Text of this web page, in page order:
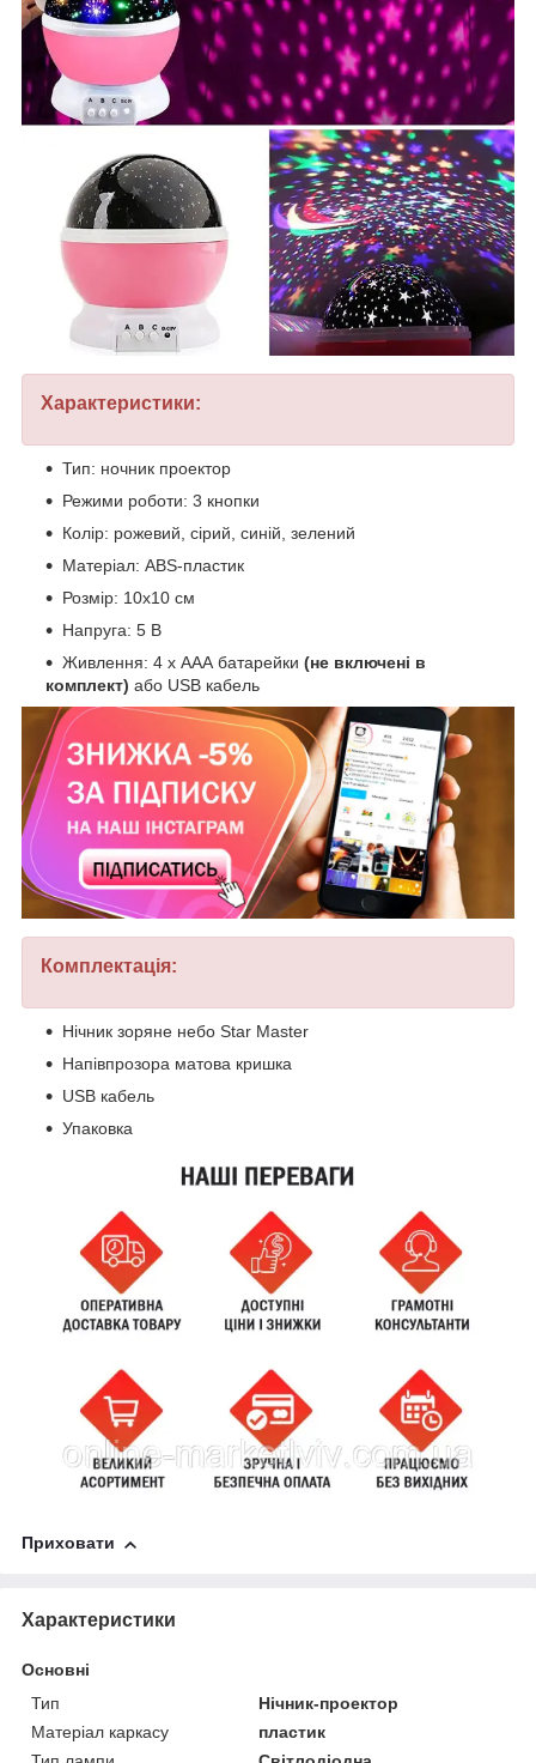
Характеристики:
Тип: ночник проектор
Режими роботи: 3 кнопки
Колір: рожевий, сірий, синій, зелений
Матеріал: ABS-пластик
Розмір: 10х10 см
Напруга: 5 В
Живлення: 4 х AAА батарейки (не включені в
комплект) або USB кабель
Комплектація:
Нічник зоряне небо Star Master
Напівпрозора матова кришка
USB кабель
Упаковка
Приховати
Характеристики
Основні
Тип
Нічник-проектор
Матеріал каркасу
пластик